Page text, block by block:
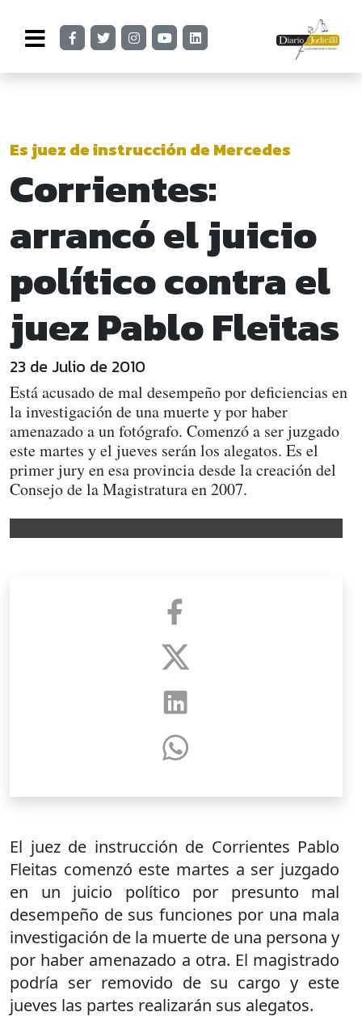
Es juez de instrucción de Mercedes
Corrientes:
arrancó el juicio
político contra el
juez Pablo Fleitas
23 de Julio de 2010
Está acusado de mal desempeño por deficiencias en
la investigación de una muerte y por haber
amenazado a un fotógrafo. Comenzó a ser juzgado
este martes y el jueves serán los alegatos. Es el
primer jury en esa provincia desde la creación del
Consejo de la Magistratura en 2007.
El juez de instrucción de Corrientes Pablo
Fleitas comenzó este martes a ser juzgado
en un juicio político por presunto mal
desempeño de sus funciones por una mala
investigación de la muerte de una persona y
por haber amenazado a otra. El magistrado
podría ser removido de su cargo y este
jueves las partes realizarán sus alegatos.